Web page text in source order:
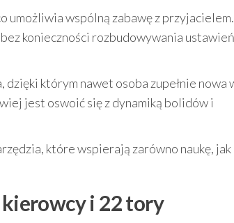
umożliwia wspólną zabawę z
konieczności rozbudowywania
dzięki którym nawet osoba zupełnie nowa
jest oswoić się z dynamiką bolidów i
które wspierają zarówno naukę, jak
kierowcy i 22 tory